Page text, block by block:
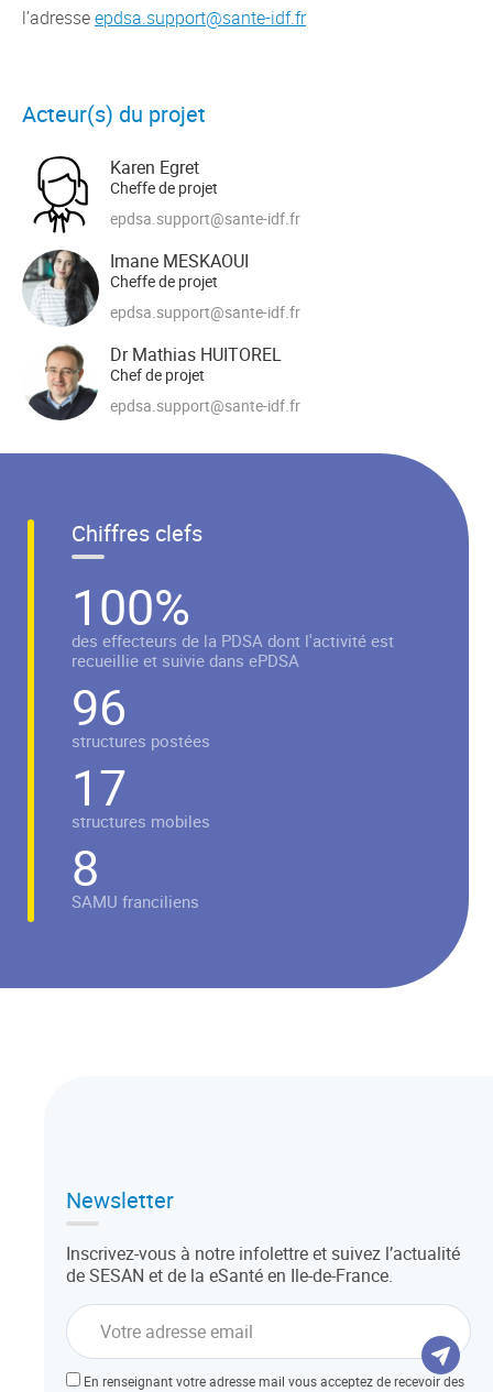
l’adresseepdsa.support@sante-idf.fr
Acteur(s) du projet
Karen Egret
Cheffe de projet
epdsa.support@sante-idf.fr
Imane MESKAOUI
Cheffe de projet
epdsa.support@sante-idf.fr
Dr Mathias HUITOREL
Chef de projet
epdsa.support@sante-idf.fr
Chiffres clefs
100%
des effecteurs de la PDSA dont l'activité est
recueillie et suivie dans ePDSA
96
structures postées
17
structures mobiles
8
SAMU franciliens
Newsletter
Inscrivez-vous à notre infolettre et suivez l’actualité
de SESAN et de la eSanté en Ile-de-France.
En renseignant votre adresse mail vous acceptez de recevoir des